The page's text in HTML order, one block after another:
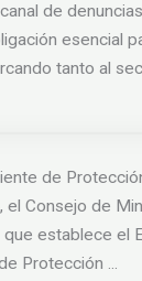
de
esencial
tanto al
de
Consejo de
establece el
Protección ...